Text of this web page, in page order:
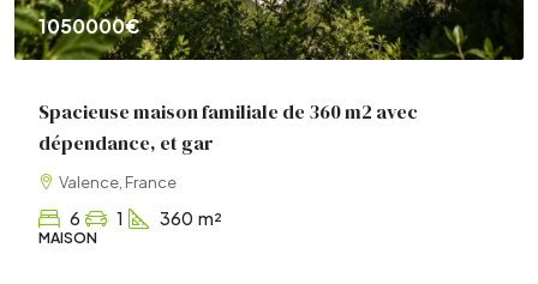
1050000€
Spacieuse maison familiale de 360 m2 avec
dépendance, et gar
Valence, France
6 1 360 m²
MAISON